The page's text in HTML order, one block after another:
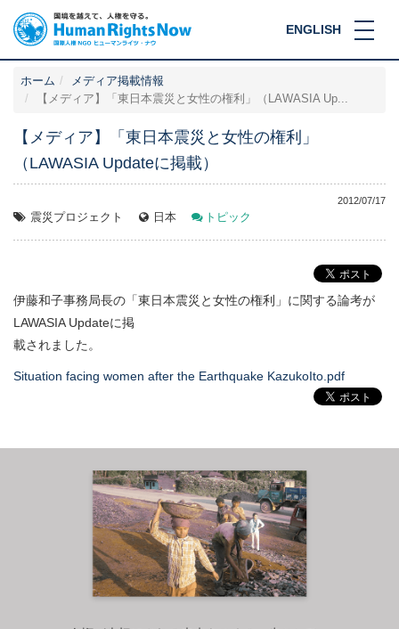
ENGLISH
ホーム
メディア掲載情報
【メディア】「東日本震災と女性の権利」（LAWASIA Up...
【メディア】「東日本震災と女性の権利」
（LAWASIA Updateに掲載）
2012/07/17
震災プロジェクト 日本 トピック
伊藤和子事務局長の「東日本震災と女性の権利」に関する論考が
LAWASIA Updateに掲
載されました。
Situation facing women after the Earthquake KazukoIto.pdf